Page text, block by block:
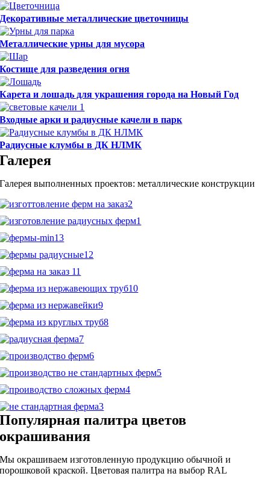
Декоративные металлические цветочницы
Металлические урны для мусора
Костище для разведения огня
Карета и лошадь для украшения города на Новый Год
Входные арки и радиусные качели в парк
Радиусные клумбы в ДК НЛМК
Галерея
Галерея выполненных проектов: металлические конструкции
Популярная палитра цветов
окрашивания
Мы окрашиваем изготовленную продукцию обычной и
порошковой краской. Цветовая палитра на выбор RAL